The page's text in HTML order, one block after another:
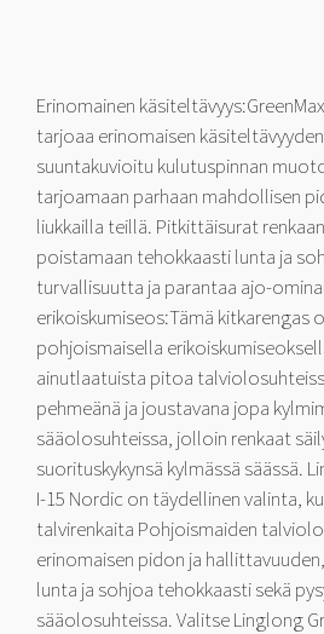
Erinomainen
tarjoaa erinomaisen
suuntakuvioitu kulutuspinnan
tarjoamaan parhaan mahdollisen
liukkailla teillä. Pitkittäisurat
poistamaan tehokkaasti lunta ja
turvallisuutta ja parantaa ajo-
erikoiskumiseos:Tämä kitkarengas
pohjoismaisella
ainutlaatuista pitoa
pehmeänä ja joustavana jopa
sääolosuhteissa, jolloin renkaat
suorituskykynsä kylmässä säässä.
I-15 Nordic on täydellinen valinta,
talvirenkaita Pohjoismaiden
erinomaisen pidon ja
lunta ja sohjoa tehokkaasti sekä
sääolosuhteissa. Valitse Linglong